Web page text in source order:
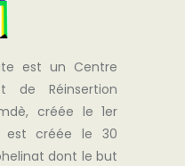
est un Centre
de Réinsertion
créée le 1er
est créée le 30
dont le but